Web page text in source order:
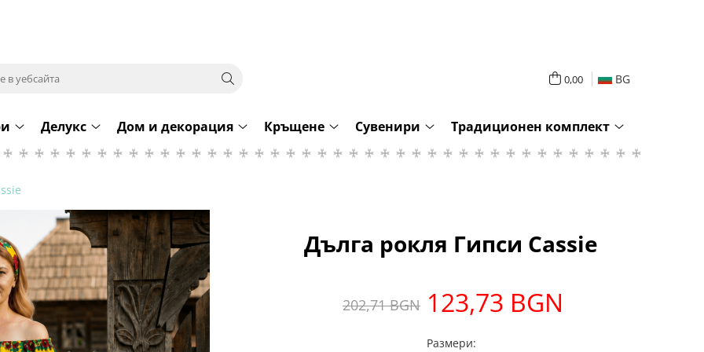
0,00 BG
Делукс Дом и декорация Кръщене Сувенири Традиционен комплект
Дълга рокля Гипси Cassie
202,71 BGN 123,73 BGN
Размери: